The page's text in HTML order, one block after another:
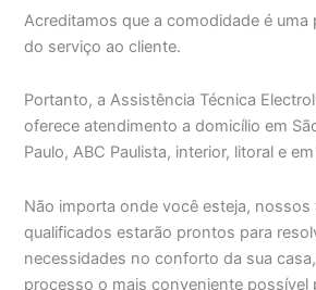
Acreditamos que a comodidade é uma
do serviço ao cliente.
Portanto, a Assistência Técnica
oferece atendimento a domicílio em
Paulo, ABC Paulista, interior, litoral e
Não importa onde você esteja, nossos
qualificados estarão prontos para
necessidades no conforto da sua
processo o mais conveniente possível